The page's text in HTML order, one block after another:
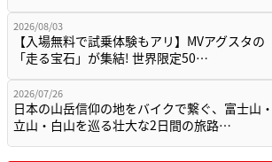
2026/08/03
【入場無料で試乗体験もアリ】MVアグスタの
「走る宝石」が集結! 世界限定50…
2026/07/26
日本の山岳信仰の地をバイクで繋ぐ、富士山・
立山・白山を巡る壮大な2日間の旅路…